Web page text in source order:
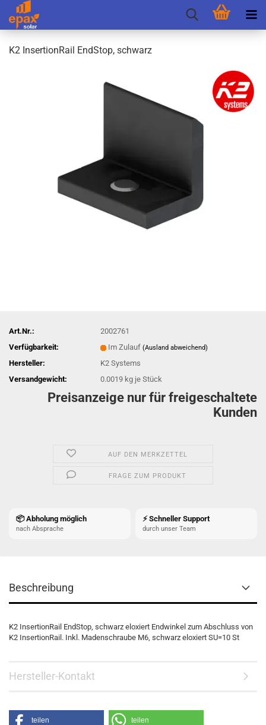
K2 In­ser­ti­on­Rail End­Stop, schwarz
Art.Nr.:
2002761
Verfügbarkeit:
Im Zulauf (Ausland abweichend)
Hersteller:
K2 Systems
Versandgewicht:
0.0019 kg je Stück
Preisanzeige nur für freigeschaltete
Kunden
AUF DEN MERKZETTEL
FRAGE ZUM PRODUKT
📦 Abholung möglich
nach Absprache
⚡ Schneller Support
durch unser Team
Beschreibung
K2 InsertionRail EndStop, schwarz eloxiert Endwinkel zum Abschluss von
K2 InsertionRail. Inkl. Madenschraube M6, schwarz eloxiert SU=10 St
Hersteller-Kontakt
teilen teilen